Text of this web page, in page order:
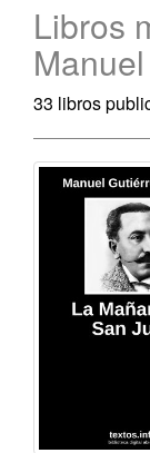
Libros
33 libros